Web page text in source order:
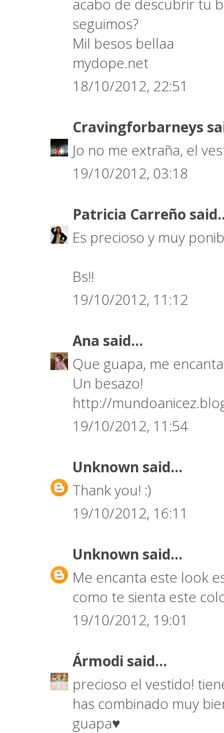
acabo de descubrir tu
seguimos?
Mil besos bellaa
mydope.net
18/10/2012, 22:51
Cravingforbarneys
Jo no me extraña, el
19/10/2012, 03:18
Patricia Carreño
Es precioso y muy
Bs!!
19/10/2012, 11:12
Ana said...
Que guapa, me
Un besazo!
http://
19/10/2012, 11:54
Unknown said...
Thank you! :)
19/10/2012, 16:11
Unknown said...
Me encanta este look
como te sienta este
19/10/2012, 19:01
Ármodi said...
precioso el vestido!
has combinado muy
guapa♥